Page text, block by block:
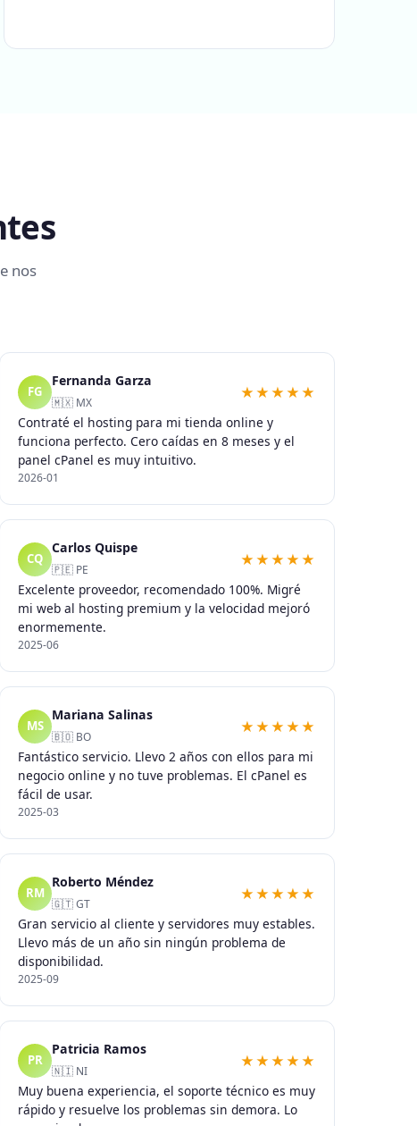
nos
FG
Fernanda Garza
🇲🇽 MX
★★★★★
Contraté el hosting para mi tienda online y
funciona perfecto. Cero caídas en 8 meses y el
panel cPanel es muy intuitivo.
2026-01
CQ
Carlos Quispe
🇵🇪 PE
★★★★★
Excelente proveedor, recomendado 100%. Migré
mi web al hosting premium y la velocidad mejoró
enormemente.
2025-06
MS
Mariana Salinas
🇧🇴 BO
★★★★★
Fantástico servicio. Llevo 2 años con ellos para mi
negocio online y no tuve problemas. El cPanel es
fácil de usar.
2025-03
RM
Roberto Méndez
🇬🇹 GT
★★★★★
Gran servicio al cliente y servidores muy estables.
Llevo más de un año sin ningún problema de
disponibilidad.
2025-09
PR
Patricia Ramos
🇳🇮 NI
★★★★★
Muy buena experiencia, el soporte técnico es muy
rápido y resuelve los problemas sin demora. Lo